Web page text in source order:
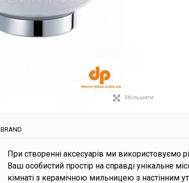
Збільшити
BRAND
При створенні аксесуарів ми використовуємо
Ваш особистий простір на справді унікальне
кімнаті з керамічною мильницею з настінним